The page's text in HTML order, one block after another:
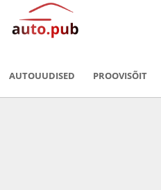
AUTOUUDISED PROOVISÕIT